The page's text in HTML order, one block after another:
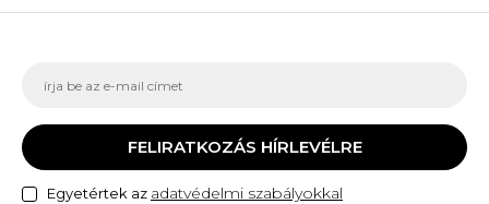
FELIRATKOZÁS HÍRLEVÉLRE
Egyetértek az adatvédelmi szabályokkal